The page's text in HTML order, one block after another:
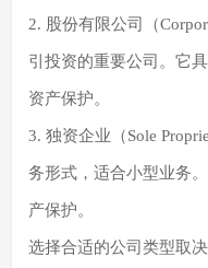
2. 股份有限公司（
引投资的重要公司。它
资产保护。
3. 独资企业（Sole
务形式，适合小型业务
产保护。
选择合适的公司类型取